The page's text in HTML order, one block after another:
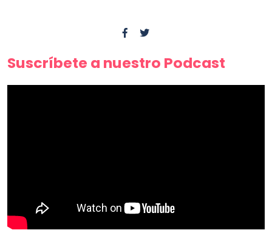
Suscríbete a nuestro Podcast